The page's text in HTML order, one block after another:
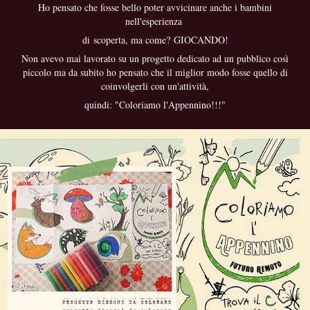
Ho pensato che fosse bello poter avvicinare anche i bambini
nell'esperienza
di scoperta, ma come? GIOCANDO!
Non avevo mai lavorato su un progetto dedicato ad un pubblico così
piccolo ma da subito ho pensato che il miglior modo fosse quello di
coinvolgerli con un'attività,
quindi: "Coloriamo l'Appennino!!!"